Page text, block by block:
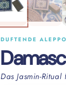
DUFTENDE
Das Jasmin-